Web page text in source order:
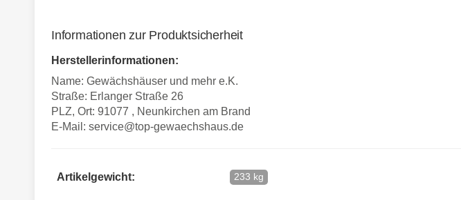
Informationen zur Produktsicherheit
Herstellerinformationen:
Name: Gewächshäuser und mehr e.K.
Straße: Erlanger Straße 26
PLZ, Ort: 91077 , Neunkirchen am Brand
E-Mail: service@top-gewaechshaus.de
Artikelgewicht: 233 kg